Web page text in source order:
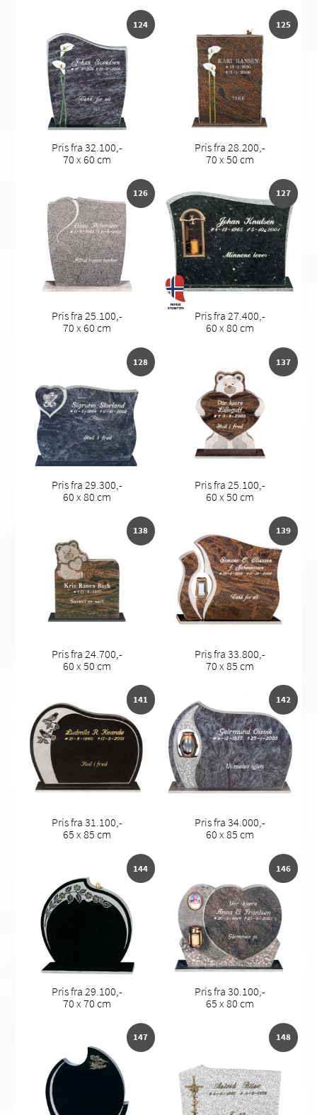
124
Pris fra 32.100,-
70 x 60 cm
125
Pris fra 28.200,-
70 x 50 cm
126
Pris fra 25.100,-
70 x 60 cm
127
Pris fra 27.400,-
60 x 80 cm
128
Pris fra 29.300,-
60 x 80 cm
137
Pris fra 25.100,-
60 x 50 cm
138
Pris fra 24.700,-
60 x 50 cm
139
Pris fra 33.800,-
70 x 85 cm
141
Pris fra 31.100,-
65 x 85 cm
142
Pris fra 34.000,-
60 x 85 cm
144
Pris fra 29.100,-
70 x 70 cm
146
Pris fra 30.100,-
65 x 80 cm
147 148